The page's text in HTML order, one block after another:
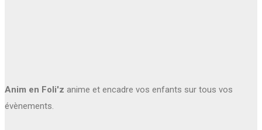
Anim en Foli'z anime et encadre vos enfants sur tous vos
évènements.